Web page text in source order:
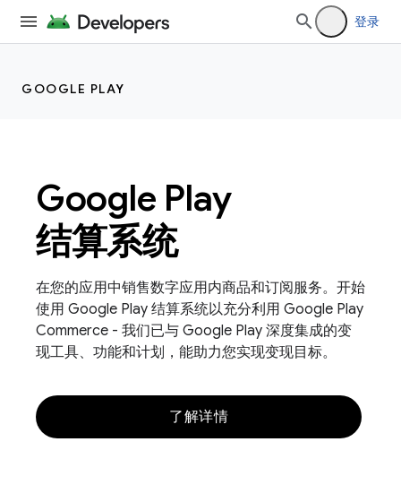
登录
GOOGLE PLAY
Google Play
结算系统
在您的应用中销售数字应用内商品和订阅服务。开始
使用 Google Play 结算系统以充分利用 Google Play
Commerce - 我们已与 Google Play 深度集成的变
现工具、功能和计划，能助力您实现变现目标。
了解详情